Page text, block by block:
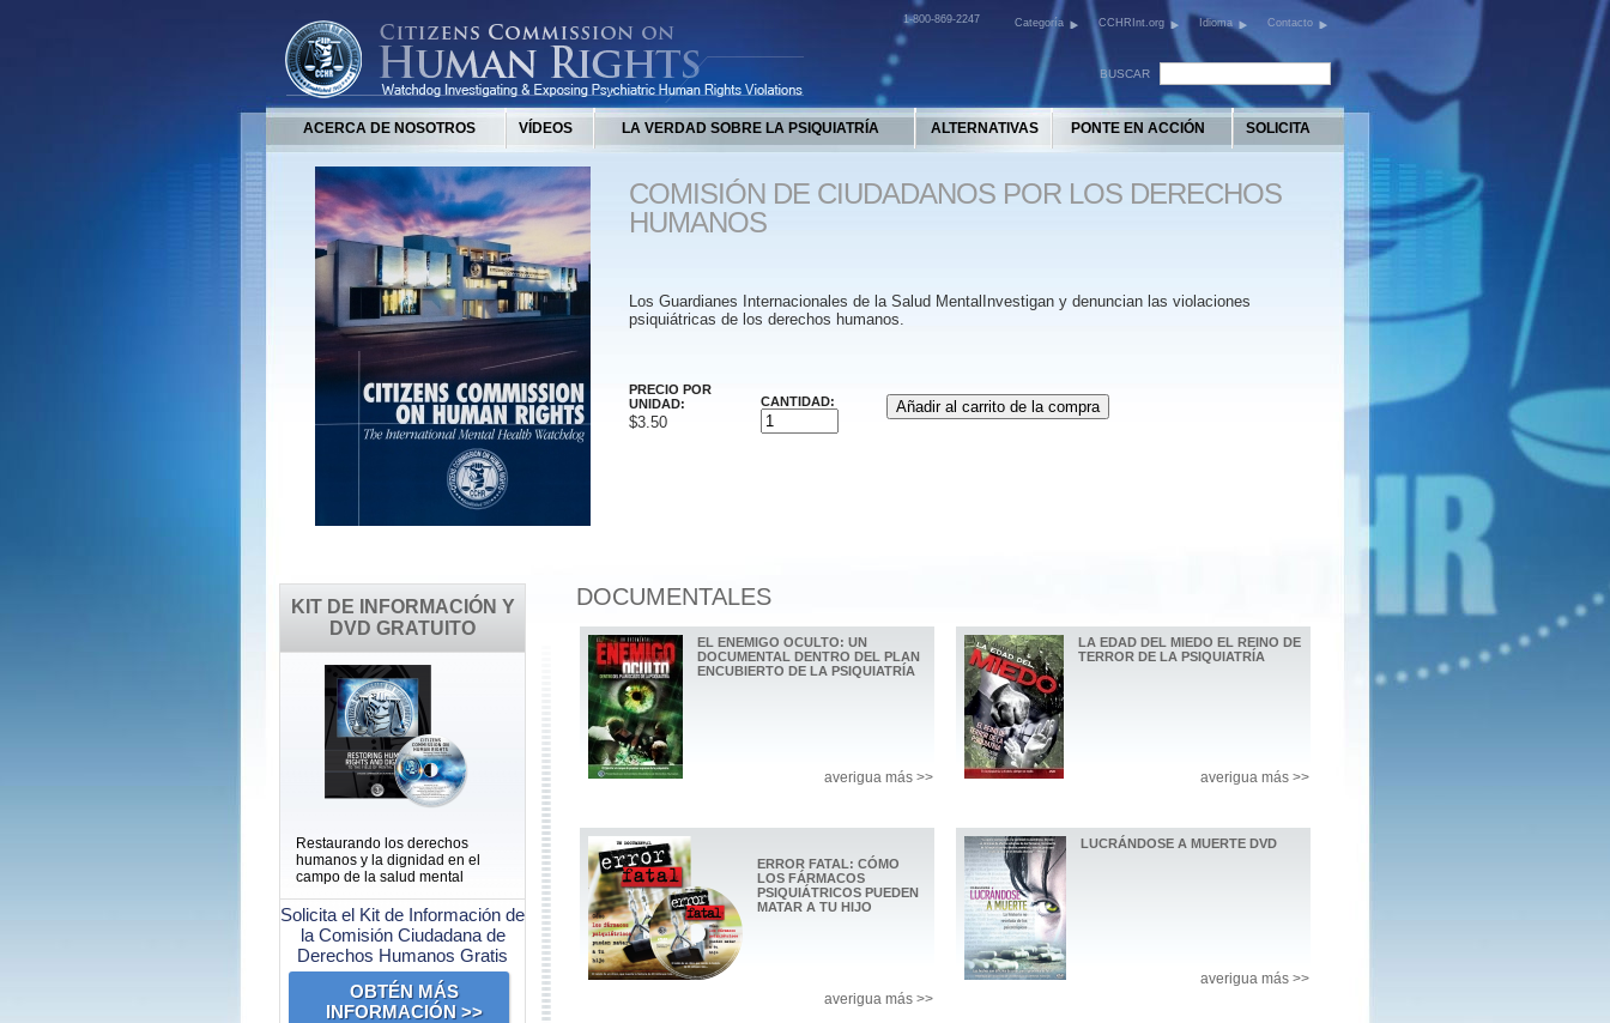
1-800-869-2247 Categoría CCHRInt.org Idioma Contacto
BUSCAR
ACERCA DE NOSOTROS VÍDEOS LA VERDAD SOBRE LA PSIQUIATRÍA ALTERNATIVAS PONTE EN ACCIÓN SOLICITA
COMISIÓN DE CIUDADANOS POR LOS DERECHOS
HUMANOS
Los Guardianes Internacionales de la Salud MentalInvestigan y denuncian las violaciones
psiquiátricas de los derechos humanos.
PRECIO POR
UNIDAD:
$3.50
CANTIDAD:
KIT DE INFORMACIÓN Y
DVD GRATUITO
Restaurando los derechos
humanos y la dignidad en el
campo de la salud mental
Solicita el Kit de Información de
la Comisión Ciudadana de
Derechos Humanos Gratis
OBTÉN MÁS
INFORMACIÓN >>
DOCUMENTALES
EL ENEMIGO OCULTO: UN
DOCUMENTAL DENTRO DEL PLAN
ENCUBIERTO DE LA PSIQUIATRÍA
averigua más >>
LA EDAD DEL MIEDO EL REINO DE
TERROR DE LA PSIQUIATRÍA
averigua más >>
ERROR FATAL: CÓMO
LOS FÁRMACOS
PSIQUIÁTRICOS PUEDEN
MATAR A TU HIJO
averigua más >>
LUCRÁNDOSE A MUERTE DVD
averigua más >>